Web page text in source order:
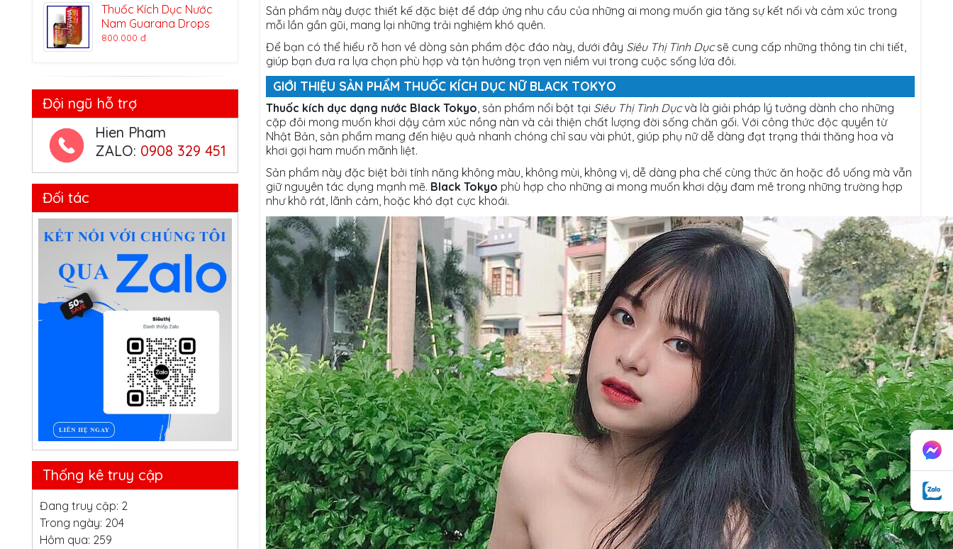
Sản phẩm này được thiết kế đặc biệt để đáp ứng nhu cầu của những ai mong muốn gia tăng sự kết nối và cảm xúc trong
mỗi lần gần gũi, mang lại những trải nghiệm khó quên.
Để bạn có thể hiểu rõ hơn về dòng sản phẩm độc đáo này, dưới đây Siêu Thị Tình Dụcsẽ cung cấp những thông tin chi tiết,
giúp bạn đưa ra lựa chọn phù hợp và tận hưởng trọn vẹn niềm vui trong cuộc sống lứa đôi.
GIỚI THIỆU SẢN PHẨM THUỐC KÍCH DỤC NỮ BLACK TOKYO
Thuốc kích dục dạng nước Black Tokyo, sản phẩm nổi bật tại Siêu Thị Tình Dụcvà là giải pháp lý tưởng dành cho những
cặp đôi mong muốn khơi dậy cảm xúc nồng nàn và cải thiện chất lượng đời sống chăn gối. Với công thức độc quyền từ
Nhật Bản, sản phẩm mang đến hiệu quả nhanh chóng chỉ sau vài phút, giúp phụ nữ dễ dàng đạt trạng thái thăng hoa và
khơi gợi ham muốn mãnh liệt.
Sản phẩm này đặc biệt bởi tính năng không màu, không mùi, không vị, dễ dàng pha chế cùng thức ăn hoặc đồ uống mà vẫn
giữ nguyên tác dụng mạnh mẽ. Black Tokyo phù hợp cho những ai mong muốn khơi dậy đam mê trong những trường hợp
như khô rát, lãnh cảm, hoặc khó đạt cực khoái.
Thuốc Kích Dục Nước
Nam Guarana Drops
800.000 đ
Đội ngũ hỗ trợ
Hien Pham
ZALO: 0908 329 451
Đối tác
Thống kê truy cập
Đang truy cập: 2
Trong ngày: 204
Hôm qua: 259